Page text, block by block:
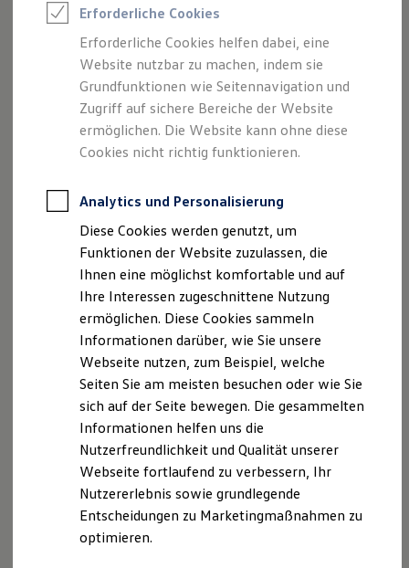
Digitaler Marktplatz
Kauf & Finanzierung
Online-Fahrzeugbewertung
Aktionen & Angebote
E-Auto-Förderung
Für Privatkunden
Für Gewerbekunden
Profi Paket
TopDeal
Zertifizierte Gebrauchtwagen
Für Privatkunden
Für Gewerbekunden
Leasing
Für Privatkunden
Für Gewerbekunden
Versicherungen & Garantien
Garantien
Kfz-Versicherung für Nutzfahrzeuge
Restschuldversicherung
Wartungsverträge
Besitzer & Service
Reparatur & Service
Sommer-Special
Reparatur, Pflege & Inspektion
Servicetermin anfragen
Service-Vorteile bei Volkswagen Nutzfahrzeuge
ServicePlus
Economy Service
Räder & Reifen Service
Ersatzfahrzeuge
Impressum
Datenschutzerklärung
Impressum
Autohaus Schürer GmbH & Co. KG
Johannisstraße 30
86911 Dießen am Ammersee
Telefonnummer: +49 8807-9299-0
Faxnummer: +49 8807-948828
E-Mail:info@autohaus-schuerer.de
Umsatzst.-ID-Nr.: DE 128847030
Registergericht: Amtsgericht HRB 16082 Augsburg
Steuernummer: 31/173/50302
Geschäftsführer: Tobias Schürer und Magnus Schürer
Erforderliche Cookies
Erforderliche Cookies helfen dabei, eine
Website nutzbar zu machen, indem sie
Grundfunktionen wie Seitennavigation und
Zugriff auf sichere Bereiche der Website
ermöglichen. Die Website kann ohne diese
Cookies nicht richtig funktionieren.
Analytics und Personalisierung
Diese Cookies werden genutzt, um
Funktionen der Website zuzulassen, die
Ihnen eine möglichst komfortable und auf
Ihre Interessen zugeschnittene Nutzung
ermöglichen. Diese Cookies sammeln
Informationen darüber, wie Sie unsere
Webseite nutzen, zum Beispiel, welche
Seiten Sie am meisten besuchen oder wie Sie
sich auf der Seite bewegen. Die gesammelten
Informationen helfen uns die
Nutzerfreundlichkeit und Qualität unserer
Webseite fortlaufend zu verbessern, Ihr
Nutzererlebnis sowie grundlegende
Entscheidungen zu Marketingmaßnahmen zu
optimieren.